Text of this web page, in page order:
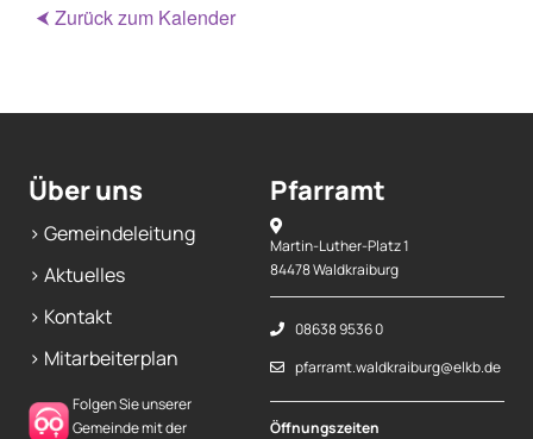
⮜ Zurück zum Kalender
Über uns
> Gemeindeleitung
> Aktuelles
> Kontakt
> Mitarbeiterplan
Folgen Sie unserer
Gemeinde mit der
Pfarramt
Martin-Luther-Platz 1
84478 Waldkraiburg
08638 9536 0
pfarramt.waldkraiburg@elkb.de
Öffnungszeiten